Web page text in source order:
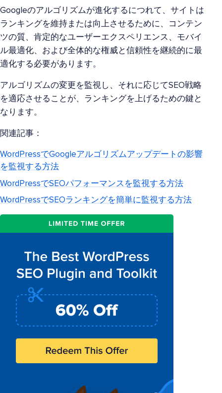
Googleのアルゴリズムが進化するにつれて、サイトは
ランキングを維持または向上させるために、コンテン
ツの質、肯定的なユーザーエクスペリエンス、モバイ
ル最適化、および全体的な権威と信頼性を継続的に最
適化する必要があります。
アルゴリズムの変更を監視し、それに応じてSEO戦略
を適応させることが、ランキングを上げるための鍵と
なります。
関連記事：
WordPressでGoogleアルゴリズムアップデートの影響
を監視する方法
WordPressでSEOパフォーマンスを監視する方法
WordPressでSEOランキングを簡単に監視する方法